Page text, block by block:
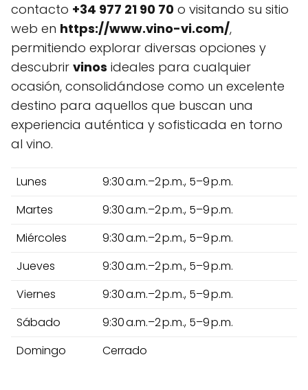
contacto +34 977 21 90 70 o visitando su sitio
web en https://www.vino-vi.com/,
permitiendo explorar diversas opciones y
descubrir vinos ideales para cualquier
ocasión, consolidándose como un excelente
destino para aquellos que buscan una
experiencia auténtica y sofisticada en torno
al vino.
Lunes
9:30 a.m.–2 p.m., 5–9 p.m.
Martes
9:30 a.m.–2 p.m., 5–9 p.m.
Miércoles
9:30 a.m.–2 p.m., 5–9 p.m.
Jueves
9:30 a.m.–2 p.m., 5–9 p.m.
Viernes
9:30 a.m.–2 p.m., 5–9 p.m.
Sábado
9:30 a.m.–2 p.m., 5–9 p.m.
Domingo
Cerrado